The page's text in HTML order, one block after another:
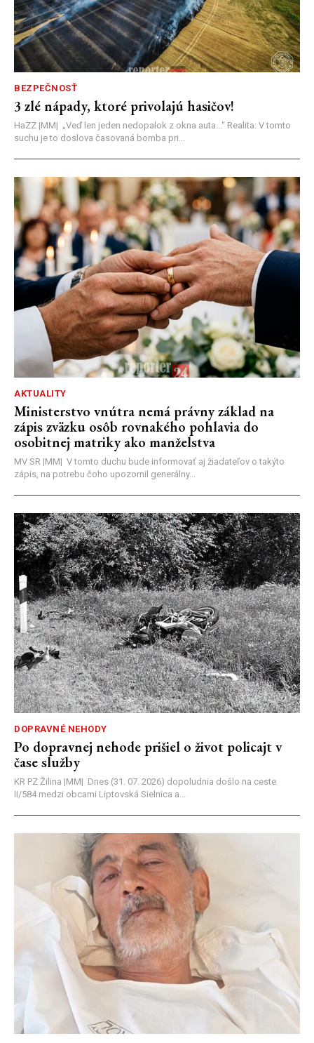
BEZPEČNOSŤ
3 zlé nápady, ktoré privolajú hasičov!
HaZZ |MM| ​„Veď len jeden nedopalok z okna auta...“ ​Realita: V tomto
suchu je to doslova časovaná bomba pri...
AKTUALITY
Ministerstvo vnútra nemá právny základ na
zápis zväzku osôb rovnakého pohlavia do
osobitnej matriky ako manželstva
MV SR |MM| V tomto duchu bude informovať aj žiadateľov o takýto
zápis, na potrebu čoho upozornil generálny...
DOPRAVNÉ NEHODY
Po dopravnej nehode prišiel o život policajt v
čase služby
KR PZ Žilina |MM| Dnes (31. 07. 2026) dopoludnia došlo na ceste
II/584 medzi obcami Liptovská Sielnica a...